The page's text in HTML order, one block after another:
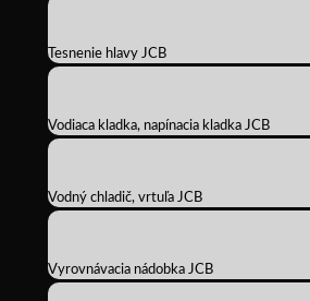
Tesnenie hlavy JCB
Vodiaca kladka, napínacia kladka JCB
Vodný chladič, vrtuľa JCB
Vyrovnávacia nádobka JCB